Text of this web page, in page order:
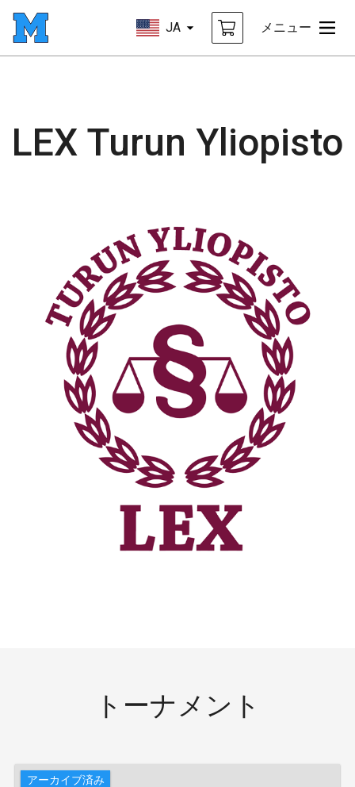
JA メニュー
LEX Turun Yliopisto
トーナメント
アーカイブ済み